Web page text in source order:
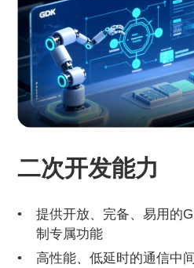
二次开发能力
提供开放、完备、易用的
制专属功能
高性能、低延时的通信中